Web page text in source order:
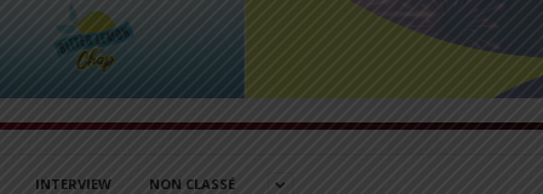
INTERVIEW NON CLASSÉ